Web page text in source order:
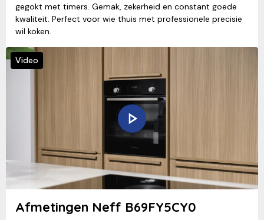
gegokt met timers. Gemak, zekerheid en constant goede
kwaliteit. Perfect voor wie thuis met professionele precisie
wil koken.
Video
Afmetingen Neff B69FY5CY0